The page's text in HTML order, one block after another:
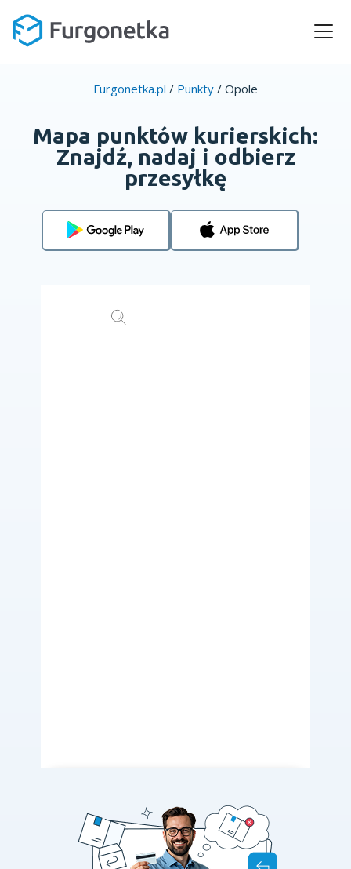
Furgonetka.pl / Punkty / Opole
Mapa punktów kurierskich:
Znajdź, nadaj i odbierz
przesyłkę